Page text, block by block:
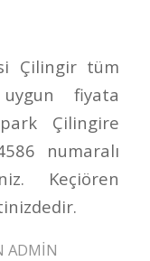
Çilingir tüm
uygun fiyata
Çilingire
numaralı
Keçiören
ADMIN